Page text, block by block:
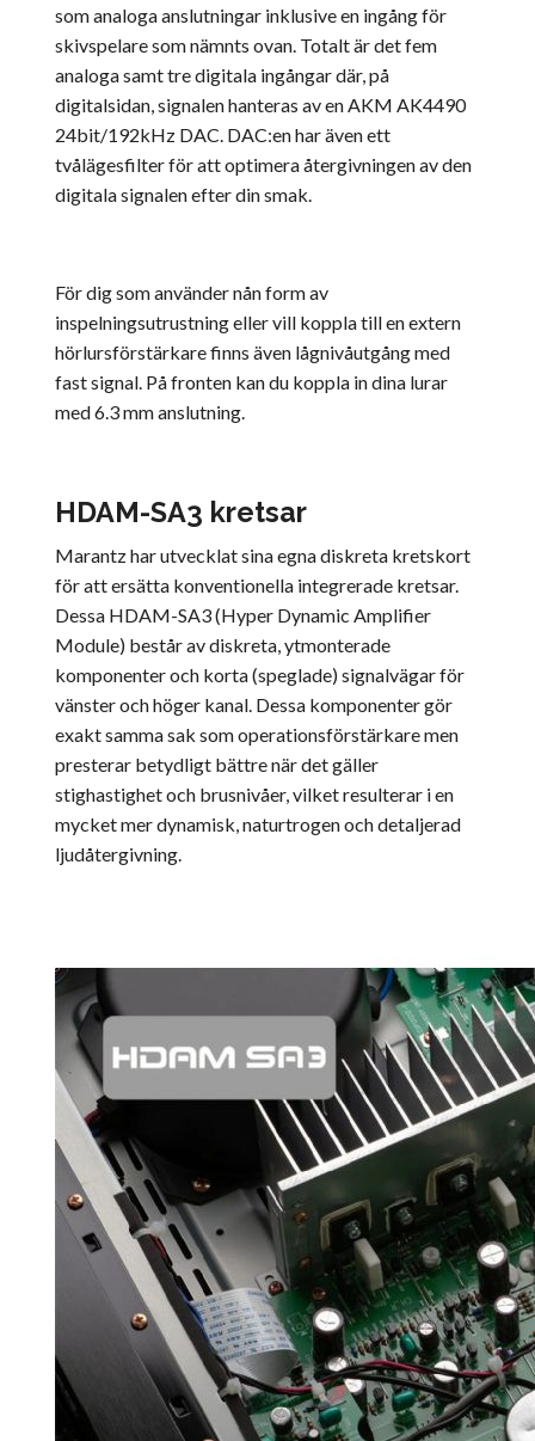
som analoga anslutningar inklusive en ingång för
skivspelare som nämnts ovan. Totalt är det fem
analoga samt tre digitala ingångar där, på
digitalsidan, signalen hanteras av en AKM AK4490
24bit/192kHz DAC. DAC:en har även ett
tvålägesfilter för att optimera återgivningen av den
digitala signalen efter din smak.
För dig som använder nån form av
inspelningsutrustning eller vill koppla till en extern
hörlursförstärkare finns även lågnivåutgång med
fast signal. På fronten kan du koppla in dina lurar
med 6.3 mm anslutning.
HDAM-SA3 kretsar
Marantz har utvecklat sina egna diskreta kretskort
för att ersätta konventionella integrerade kretsar.
Dessa HDAM-SA3 (Hyper Dynamic Amplifier
Module) består av diskreta, ytmonterade
komponenter och korta (speglade) signalvägar för
vänster och höger kanal. Dessa komponenter gör
exakt samma sak som operationsförstärkare men
presterar betydligt bättre när det gäller
stighastighet och brusnivåer, vilket resulterar i en
mycket mer dynamisk, naturtrogen och detaljerad
ljudåtergivning.